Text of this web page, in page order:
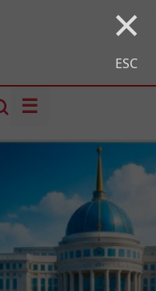
×
ESC
☰